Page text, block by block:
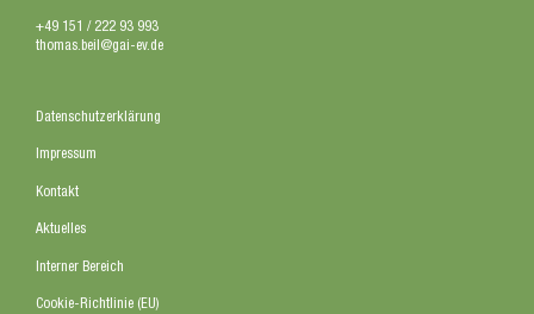
+49 151 / 222 93 993
thomas.beil@gai-ev.de
Datenschutzerklärung
Impressum
Kontakt
Aktuelles
Interner Bereich
Cookie-Richtlinie (EU)